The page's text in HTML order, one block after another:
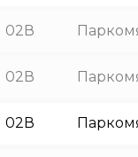
02В
02В
02В